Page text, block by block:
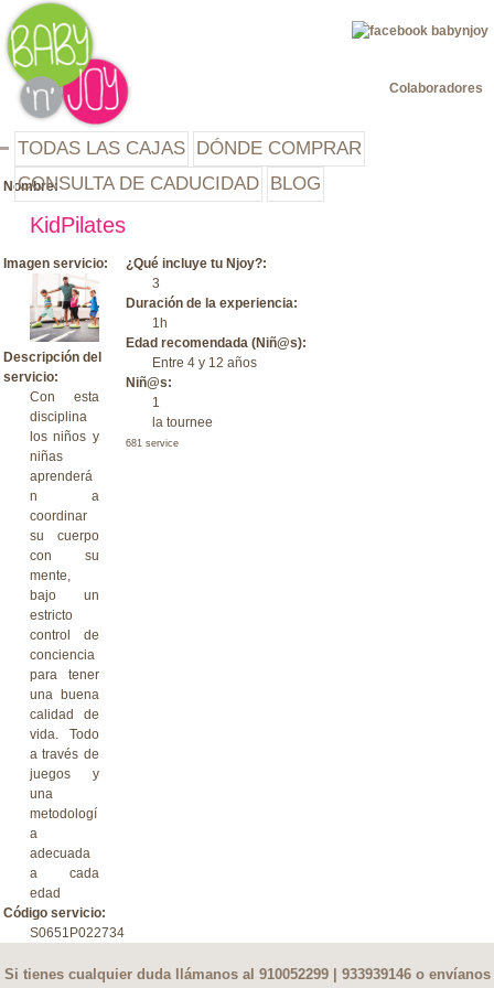
TODAS LAS CAJAS DÓNDE COMPRAR
CONSULTA DE CADUCIDAD BLOG
Colaboradores
Nombre:
KidPilates
Imagen servicio:
Descripción del
servicio:
Con esta
disciplina
los niños y
niñas
aprenderá
n a
coordinar
su cuerpo
con su
mente,
bajo un
estricto
control de
conciencia
para tener
una buena
calidad de
vida. Todo
a través de
juegos y
una
metodologí
a
adecuada
a cada
edad
¿Qué incluye tu Njoy?:
3
Duración de la experiencia:
1h
Edad recomendada (Niñ@s):
Entre 4 y 12 años
Niñ@s:
1
la tournee
681 service
Código servicio:
S0651P022734
Si tienes cualquier duda llámanos al 910052299 | 933939146 o envíanos